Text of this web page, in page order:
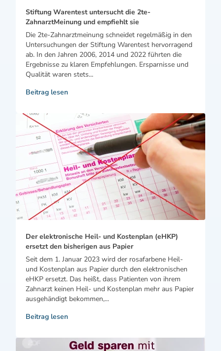
Stiftung Warentest untersucht die 2te-
ZahnarztMeinung und empfiehlt sie
Die 2te-Zahnarztmeinung schneidet regelmäßig in den
Untersuchungen der Stiftung Warentest hervorragend
ab. In den Jahren 2006, 2014 und 2022 führten die
Ergebnisse zu klaren Empfehlungen. Ersparnisse und
Qualität waren stets...
Beitrag lesen
Der elektronische Heil- und Kostenplan (eHKP)
ersetzt den bisherigen aus Papier
Seit dem 1. Januar 2023 wird der rosafarbene Heil-
und Kostenplan aus Papier durch den elektronischen
eHKP ersetzt. Das heißt, dass Patienten von ihrem
Zahnarzt keinen Heil- und Kostenplan mehr aus Papier
ausgehändigt bekommen,...
Beitrag lesen